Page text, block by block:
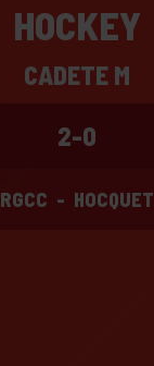
HOCKEY
CADETE M
2-0
RGCC - HOCQUET